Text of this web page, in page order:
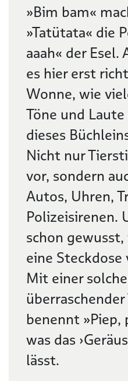
»Bim bam«
»Tatütata« die
aaah« der
es hier erst
Wonne, wie
Töne und
dieses
Nicht nur
vor, sondern
Autos, Uhren,
Polizeisirenen.
schon gewusst,
eine Steckdose
Mit einer
benennt »Piep,
was das
lässt.